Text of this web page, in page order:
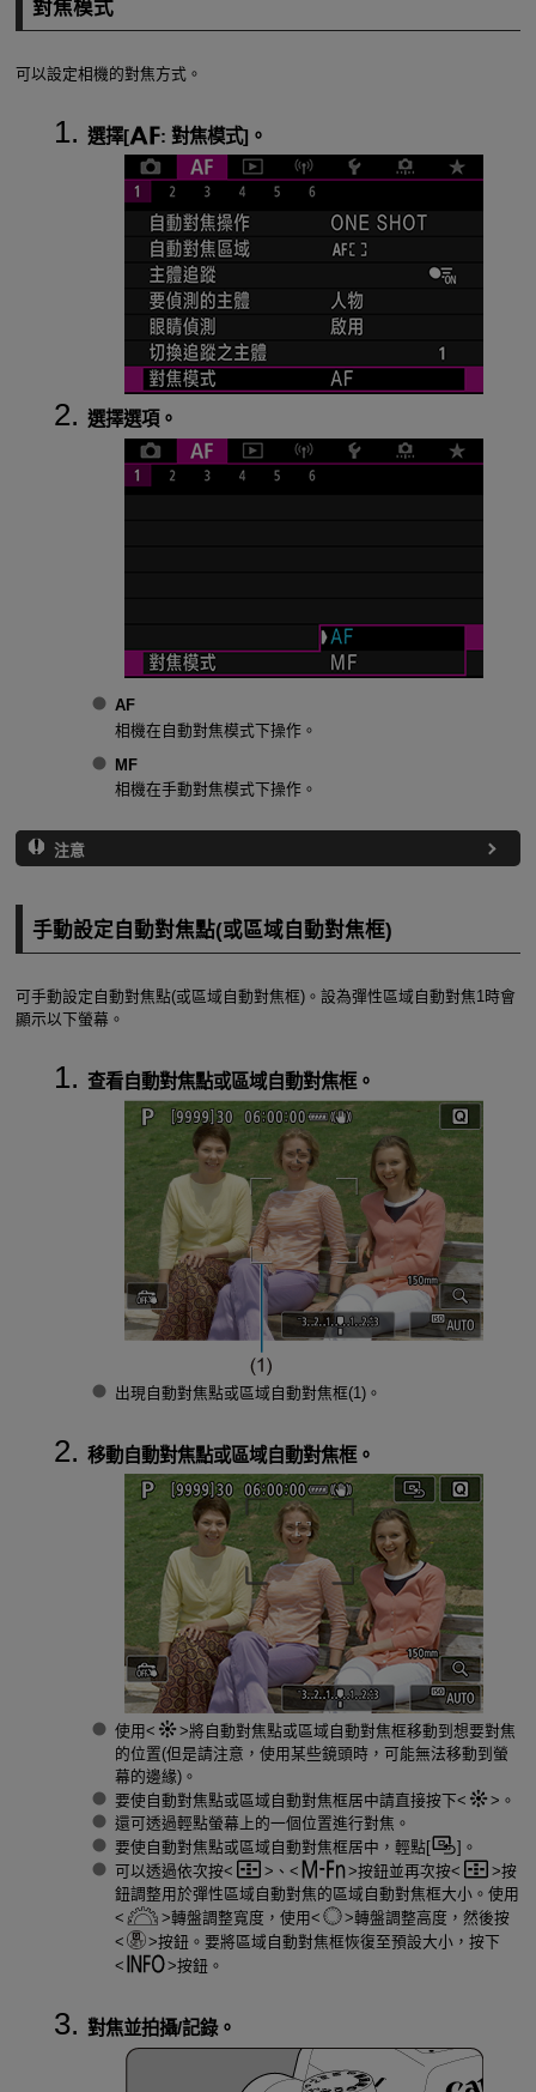
對焦模式
可以設定相機的對焦方式。
選擇[ : 對焦模式]。
選擇選項。
AF
相機在自動對焦模式下操作。
MF
相機在手動對焦模式下操作。
注意
手動設定自動對焦點(或區域自動對焦框)
可手動設定自動對焦點(或區域自動對焦框)。設為彈性區域自動對焦1時會
顯示以下螢幕。
查看自動對焦點或區域自動對焦框。
出現自動對焦點或區域自動對焦框(1)。
移動自動對焦點或區域自動對焦框。
使用
將自動對焦點或區域自動對焦框移動到想要對焦
的位置(但是請注意，使用某些鏡頭時，可能無法移動到螢
幕的邊緣)。
要使自動對焦點或區域自動對焦框居中請直接按下
。
還可透過輕點螢幕上的一個位置進行對焦。
要使自動對焦點或區域自動對焦框居中，輕點[
]。
可以透過依次按
、 按鈕並再次按
按
鈕調整用於彈性區域自動對焦的區域自動對焦框大小。使用
轉盤調整寬度，使用
轉盤調整高度，然後按
按鈕。要將區域自動對焦框恢復至預設大小，按下
按鈕。
對焦並拍攝/記錄。